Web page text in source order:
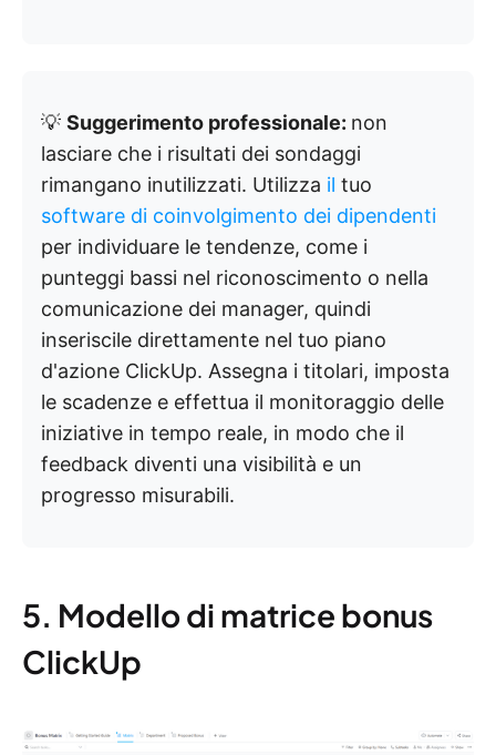
💡 Suggerimento professionale: non
lasciare che i risultati dei sondaggi
rimangano inutilizzati. Utilizza il tuo
software di coinvolgimento dei dipendenti
per individuare le tendenze, come i
punteggi bassi nel riconoscimento o nella
comunicazione dei manager, quindi
inseriscile direttamente nel tuo piano
d'azione ClickUp. Assegna i titolari, imposta
le scadenze e effettua il monitoraggio delle
iniziative in tempo reale, in modo che il
feedback diventi una visibilità e un
progresso misurabili.
5. Modello di matrice bonus
ClickUp